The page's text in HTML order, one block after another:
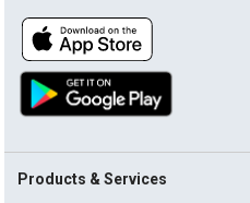
Products & Services